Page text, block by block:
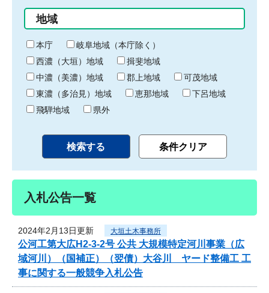
始
り
間
終
わ
り
地域
本庁
岐阜地域（本庁除く）
西濃（大垣）地域
揖斐地域
中濃（美濃）地域
郡上地域
可茂地域
東濃（多治見）地域
恵那地域
下呂地域
飛騨地域
県外
入札公告一覧
2024年2月13日更新 大垣土木事務所
公河工第大広H2-3-2号 公共 大規模特定河川事業（広
域河川）（国補正）（翌債）大谷川 ヤード整備工 工
事に関する一般競争入札公告